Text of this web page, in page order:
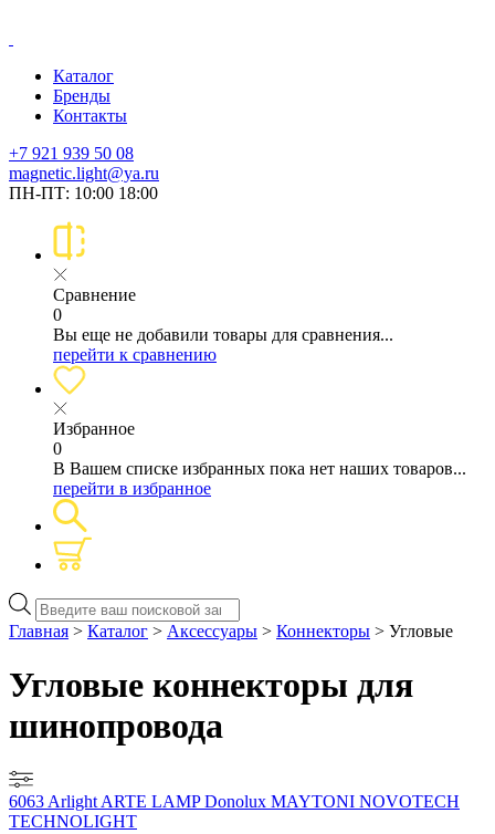
Каталог
Бренды
Контакты
+7 921 939 50 08
magnetic.light@ya.ru
ПН-ПТ: 10:00 18:00
Сравнение
0
Вы еще не добавили товары для сравнения...
перейти к сравнению
Избранное
0
В Вашем списке избранных пока нет наших товаров...
перейти в избранное
Поиск
товаров
Главная > Каталог > Аксессуары > Коннекторы > Угловые
Угловые коннекторы для
шинопровода
6063 Arlight ARTE LAMPDonolux MAYTONI NOVOTECH
TECHNOLIGHT